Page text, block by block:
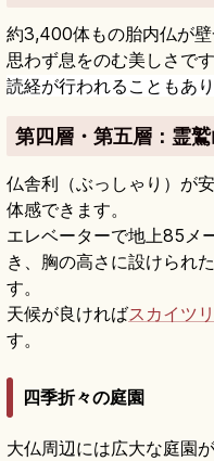
約3,400体もの胎内仏が壁
思わず息をのむ美しさです
読経が行われることもあ
第四層・第五層：霊
仏舎利（ぶっしゃり）が
体感できます。
エレベーターで地上85メ
き、胸の高さに設けられ
す。
天候が良ければスカイツ
す。
四季折々の庭園
大仏周辺には広大な庭園